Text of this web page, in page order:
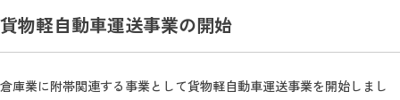
貨物軽自動車運送事業の開始
倉庫業に附帯関連する事業として貨物軽自動車運送事業を開始しまし